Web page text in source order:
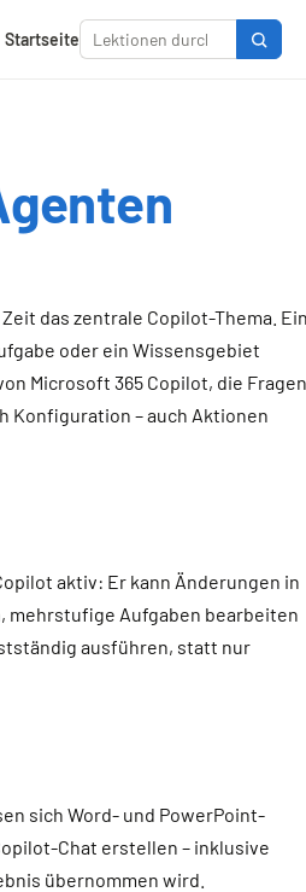
Startseite
das zentrale Copilot-Thema.
oder ein Wissensgebiet
Microsoft 365 Copilot, die Fragen
Konfiguration – auch Aktionen
aktiv: Er kann Änderungen in
mehrstufige Aufgaben bearbeiten
ausführen, statt nur
sich Word- und PowerPoint-
Chat erstellen – inklusive
übernommen wird.